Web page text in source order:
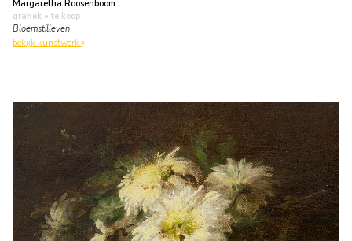
Margaretha Roosenboom
grafiek • te koop
Bloemstilleven
bekijk kunstwerk